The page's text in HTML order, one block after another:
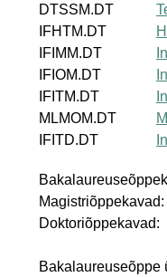
DTSSM.DT
IFHTM.DT
IFIMM.DT
IFIOM.DT
IFITM.DT
MLMOM.DT
IFITD.DT
Magistriõppekavad:
Doktoriõppekavad:
Bakalaureuseõppe